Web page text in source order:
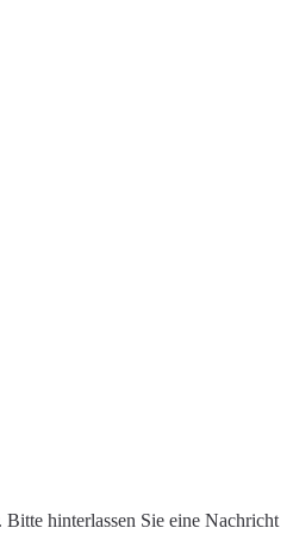
hinterlassen Sie eine Nachricht